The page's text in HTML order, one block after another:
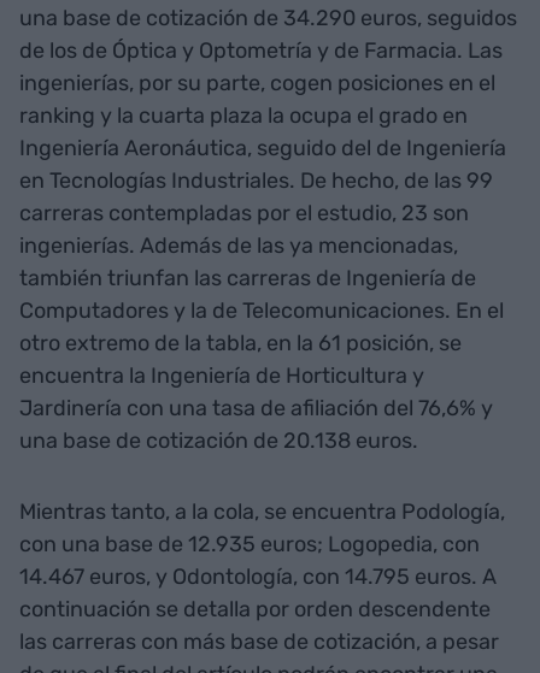
una base de cotización de 34.290 euros, seguidos
de los de Óptica y Optometría y de Farmacia. Las
ingenierías, por su parte, cogen posiciones en el
ranking y la cuarta plaza la ocupa el grado en
Ingeniería Aeronáutica, seguido del de Ingeniería
en Tecnologías Industriales. De hecho, de las 99
carreras contempladas por el estudio, 23 son
ingenierías. Además de las ya mencionadas,
también triunfan las carreras de Ingeniería de
Computadores y la de Telecomunicaciones. En el
otro extremo de la tabla, en la 61 posición, se
encuentra la Ingeniería de Horticultura y
Jardinería con una tasa de afiliación del 76,6% y
una base de cotización de 20.138 euros.
Mientras tanto, a la cola, se encuentra Podología,
con una base de 12.935 euros; Logopedia, con
14.467 euros, y Odontología, con 14.795 euros. A
continuación se detalla por orden descendente
las carreras con más base de cotización, a pesar